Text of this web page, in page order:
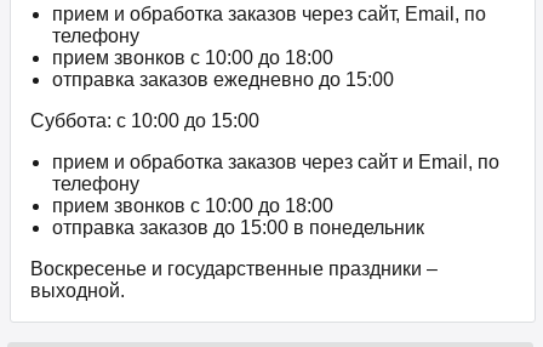
прием и обработка заказов через сайт, Email, по
телефону
прием звонков c 10:00 до 18:00
отправка заказов ежедневно до 15:00
Суббота: с 10:00 до 15:00
прием и обработка заказов через сайт и Email, по
телефону
прием звонков c 10:00 до 18:00
отправка заказов до 15:00 в понедельник
Воскресенье и государственные праздники –
выходной.